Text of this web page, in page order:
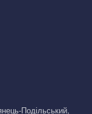
Подільський,